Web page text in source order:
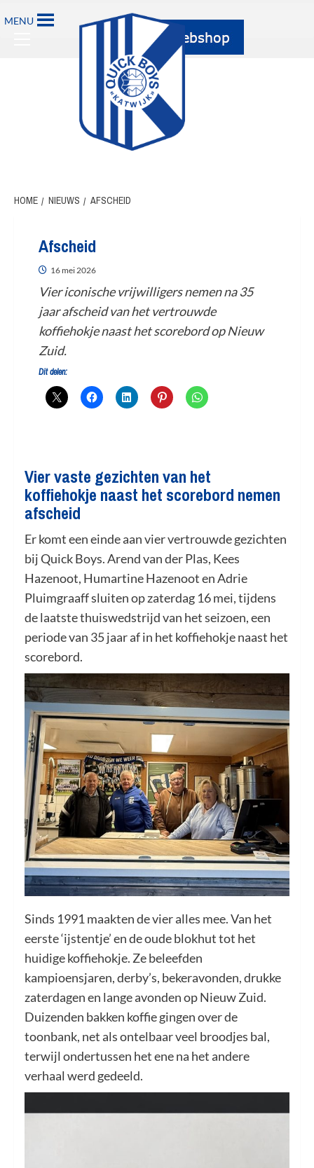
naar
MENU
Primary
HOME NIEUWS AFSCHEID
Afscheid
16 mei 2026
Vier iconische vrijwilligers nemen na 35
jaar afscheid van het vertrouwde
koffiehokje naast het scorebord op Nieuw
Zuid.
Dit delen:
Vier vaste gezichten van het
koffiehokje naast het scorebord nemen
afscheid
Er komt een einde aan vier vertrouwde gezichten
bij Quick Boys. Arend van der Plas, Kees
Hazenoot, Humartine Hazenoot en Adrie
Pluimgraaff sluiten op zaterdag 16 mei, tijdens
de laatste thuiswedstrijd van het seizoen, een
periode van 35 jaar af in het koffiehokje naast het
scorebord.
Sinds 1991 maakten de vier alles mee. Van het
eerste ‘ijstentje’ en de oude blokhut tot het
huidige koffiehokje. Ze beleefden
kampioensjaren, derby’s, bekeravonden, drukke
zaterdagen en lange avonden op Nieuw Zuid.
Duizenden bakken koffie gingen over de
toonbank, net als ontelbaar veel broodjes bal,
terwijl ondertussen het ene na het andere
verhaal werd gedeeld.